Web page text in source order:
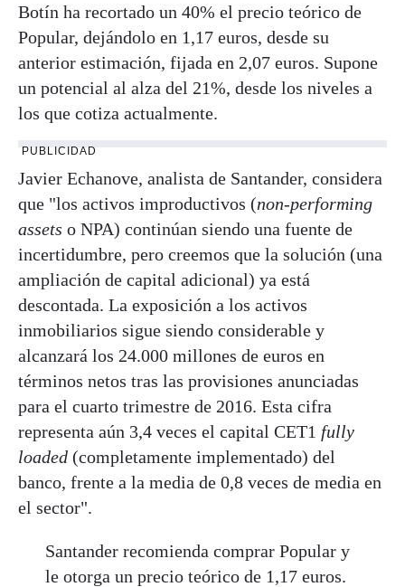
Botín ha recortado un 40% el precio teórico de
Popular, dejándolo en 1,17 euros, desde su
anterior estimación, fijada en 2,07 euros. Supone
un potencial al alza del 21%, desde los niveles a
los que cotiza actualmente.
PUBLICIDAD
Javier Echanove, analista de Santander, considera
que "los activos improductivos (non-performing
assets o NPA) continúan siendo una fuente de
incertidumbre, pero creemos que la solución (una
ampliación de capital adicional) ya está
descontada. La exposición a los activos
inmobiliarios sigue siendo considerable y
alcanzará los 24.000 millones de euros en
términos netos tras las provisiones anunciadas
para el cuarto trimestre de 2016. Esta cifra
representa aún 3,4 veces el capital CET1 fully
loaded (completamente implementado) del
banco, frente a la media de 0,8 veces de media en
el sector".
Santander recomienda comprar Popular y
le otorga un precio teórico de 1,17 euros.